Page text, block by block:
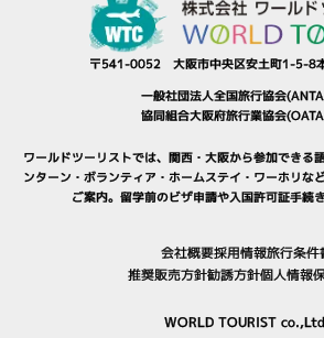
〒541-0052 大阪市中央区安土町1-5-8
一般社団法人全国旅行協会
協同組合大阪府旅行業協会
ワールドツーリストでは、関西・大阪から参加できる
ンターン・ボランティア ・ ホームステイ ・ ワーホリな
ご案内。 留学前のビザ申請や入国許可証手続
会社概要採用情報旅行条件
推奨販売方針勧誘方針個人情報
WORLD TOURIST